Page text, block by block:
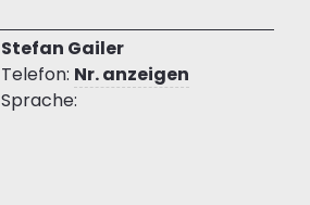
Stefan Gailer
Telefon: Nr. anzeigen
Sprache: